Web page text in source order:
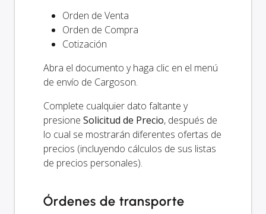
Orden de Venta
Orden de Compra
Cotización
Abra el documento y haga clic en el menú
de envío de Cargoson.
Complete cualquier dato faltante y
presione Solicitud de Precio, después de
lo cual se mostrarán diferentes ofertas de
precios (incluyendo cálculos de sus listas
de precios personales).
Órdenes de transporte